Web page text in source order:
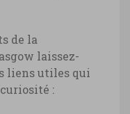
de la
laissez-
liens utiles qui
: